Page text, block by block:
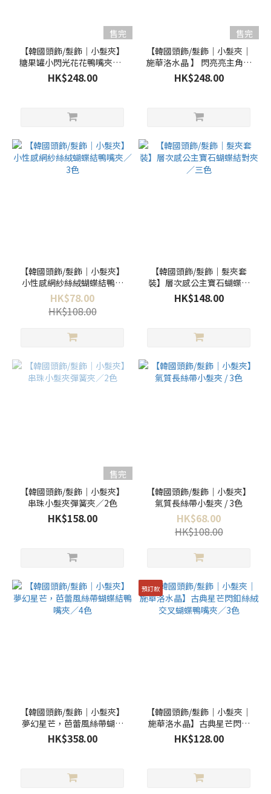
售完
【韓國頭飾/髮飾｜小髮夾】
糖果罐小閃光花花鴨嘴夾／3
色
HK$248.00
售完
【韓國頭飾/髮飾｜小髮夾｜
施華洛水晶 】 閃亮亮主角光
環寶石鴨嘴夾／4色
HK$248.00
【韓國頭飾/髮飾｜小髮夾】
小性感網紗絲絨蝴蝶結鴨嘴
夾／3色
HK$78.00
HK$108.00
【韓國頭飾/髮飾｜髮夾套
裝】層次感公主寶石蝴蝶結
對夾 ／三色
HK$148.00
售完
【韓國頭飾/髮飾｜小髮夾】
串珠小髮夾彈簧夾／2色
HK$158.00
【韓國頭飾/髮飾｜小髮夾】
氣質長絲帶小髮夾 / 3色
HK$68.00
HK$108.00
【韓國頭飾/髮飾｜小髮夾】
夢幻星芒，芭蕾風絲帶蝴蝶
結鴨嘴夾／4色
HK$358.00
預訂款
【韓國頭飾/髮飾｜小髮夾｜
施華洛水晶】古典星芒閃釦
絲絨交叉蝴蝶鴨嘴夾／3色
HK$128.00